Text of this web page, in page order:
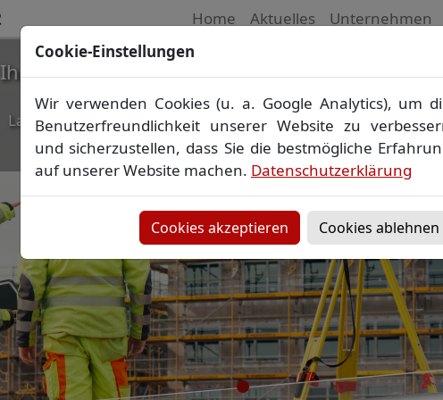
Home Aktuelles Unternehmen
Ihr Vermessungsbüro in Mecklenburg-
Wir vermessen Ihr Grundstück
Lageplan▪Absteckung▪Bauvermessung▪
Grenzfeststellung
▪Amtliche Auskünfte und Auszüge
Cookie-Einstellungen
Wir verwenden Cookies (u. a. Google Analytics), um
Benutzerfreundlichkeit unserer Website zu
und sicherzustellen, dass Sie die bestmögliche
auf unserer Website machen. Datenschutzerklärung
Cookies akzeptieren Cookies ablehnen